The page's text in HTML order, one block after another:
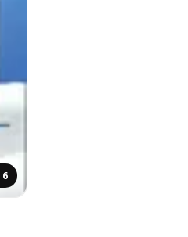
6